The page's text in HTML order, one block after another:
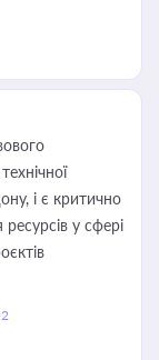
і є критично
у сфері